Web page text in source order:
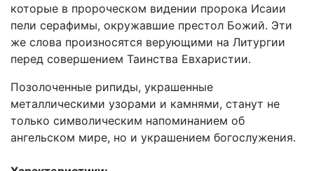
которые в пророческом видении пророка Исаии
пели серафимы, окружавшие престол Божий. Эти
же слова произносятся верующими на Литургии
перед совершением Таинства Евхаристии.
Позолоченные рипиды, украшенные
металлическими узорами и камнями, станут не
только символическим напоминанием об
ангельском мире, но и украшением богослужения.